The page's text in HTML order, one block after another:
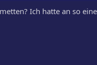
Ich hatte an so